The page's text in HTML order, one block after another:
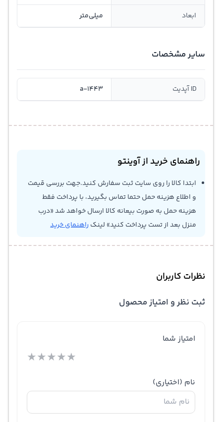
ابعاد میلی‌متر
سایر مشخصات
ID آپدیت a-1443
راهنمای خرید از آوینتو
ابتدا کالا را روی سایت ثبت سفارش کنید.جهت بررسی قیمت
و اطلاع هزینه حمل حتما تماس بگیرید، با پرداخت فقط
هزینه حمل به صورت بیعانه کالا ارسال خواهد شد «درب
منزل بعد از تست پرداخت کنید» لینک راهنمای خرید
نظرات کاربران
ثبت نظر و امتیاز محصول
امتیاز شما
★★★★★
نام (اختیاری)